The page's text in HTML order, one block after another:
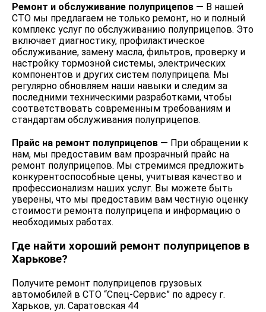
Ремонт и обслуживание полуприцепов — В нашей
СТО мы предлагаем не только ремонт, но и полный
комплекс услуг по обслуживанию полуприцепов. Это
включает диагностику, профилактическое
обслуживание, замену масла, фильтров, проверку и
настройку тормозной системы, электрических
компонентов и других систем полуприцепа. Мы
регулярно обновляем наши навыки и следим за
последними техническими разработками, чтобы
соответствовать современным требованиям и
стандартам обслуживания полуприцепов.
Прайс на ремонт полуприцепов — При обращении к
нам, мы предоставим вам прозрачный прайс на
ремонт полуприцепов. Мы стремимся предложить
конкурентоспособные цены, учитывая качество и
профессионализм наших услуг. Вы можете быть
уверены, что мы предоставим вам честную оценку
стоимости ремонта полуприцепа и информацию о
необходимых работах.
Где найти хороший ремонт полуприцепов в
Харькове?
Получите ремонт полуприцепов грузовых
автомобилей в СТО “Спец-Сервис” по адресу г.
Харьков, ул. Саратовская 44